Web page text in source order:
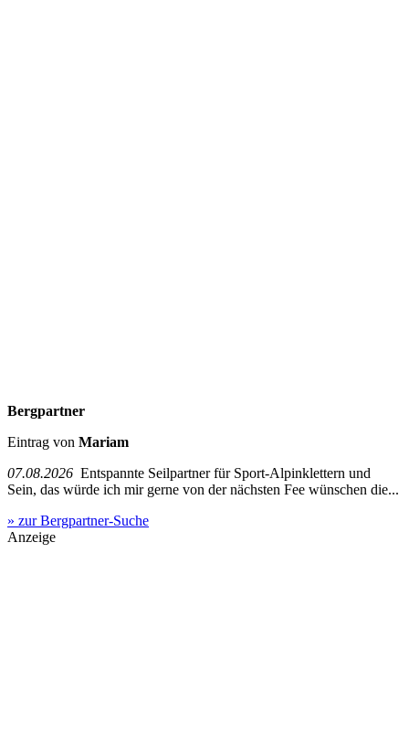
Bergpartner
Eintrag von Mariam
07.08.2026 Entspannte Seilpartner für Sport-Alpinklettern und
Sein, das würde ich mir gerne von der nächsten Fee wünschen die...
» zur Bergpartner-Suche
Anzeige